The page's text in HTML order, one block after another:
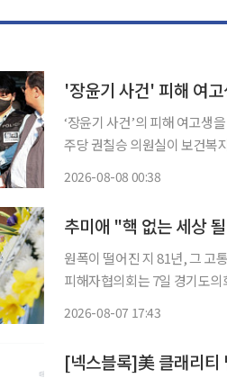
'장윤기 사건' 피해 여
‘장윤기 사건’의 피해 여고생을 돕
주당 권칠승 의원실이 보건복
2026-08-08 00:38
추미애 "핵 없는 세상
원폭이 떨어진 지 81년, 그 고
피해자협의회는 7일 경기도
2026-08-07 17:43
[넥스블록]美 클래리